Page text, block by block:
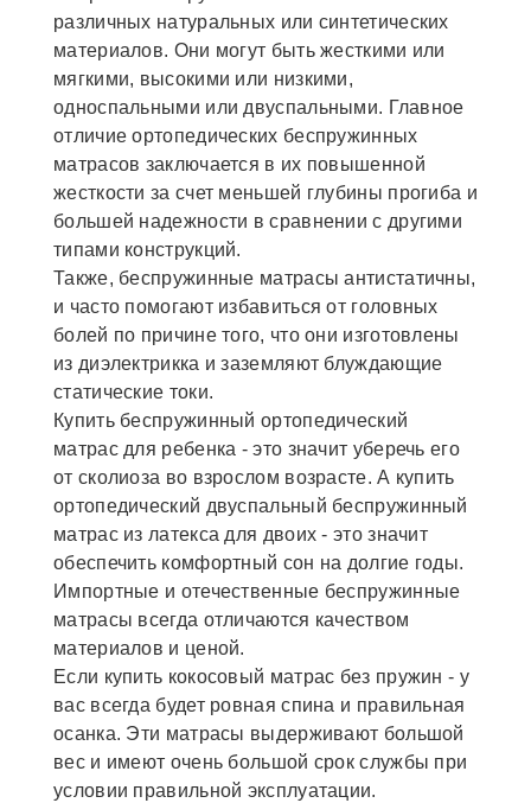
различных натуральных или синтетических
материалов. Они могут быть жесткими или
мягкими, высокими или низкими,
односпальными или двуспальными. Главное
отличие ортопедических беспружинных
матрасов заключается в их повышенной
жесткости за счет меньшей глубины прогиба и
большей надежности в сравнении с другими
типами конструкций.
Также, беспружинные матрасы антистатичны,
и часто помогают избавиться от головных
болей по причине того, что они изготовлены
из диэлектрикка и заземляют блуждающие
статические токи.
Купить беспружинный ортопедический
матрас для ребенка - это значит уберечь его
от сколиоза во взрослом возрасте. А купить
ортопедический двуспальный беспружинный
матрас из латекса для двоих - это значит
обеспечить комфортный сон на долгие годы.
Импортные и отечественные беспружинные
матрасы всегда отличаются качеством
материалов и ценой.
Если купить кокосовый матрас без пружин - у
вас всегда будет ровная спина и правильная
осанка. Эти матрасы выдерживают большой
вес и имеют очень большой срок службы при
условии правильной эксплуатации.